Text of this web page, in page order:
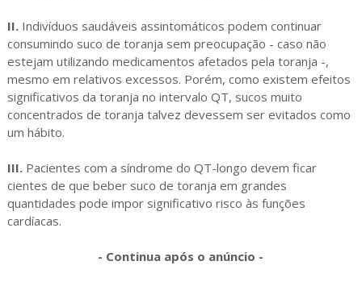
II.Indivíduos saudáveis assintomáticos podem continuar
consumindo suco de toranja sem preocupação - caso não
estejam utilizando medicamentos afetados pela toranja -,
mesmo em relativos excessos. Porém, como existem efeitos
significativos da toranja no intervalo QT, sucos muito
concentrados de toranja talvez devessem ser evitados como
um hábito.
III.Pacientes com a síndrome do QT-longo devem ficar
cientes de que beber suco de toranja em grandes
quantidades pode impor significativo risco às funções
cardíacas.
- Continua após o anúncio -